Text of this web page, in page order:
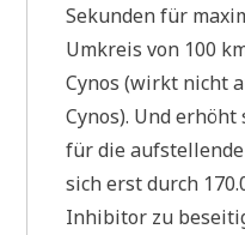
Sekunden für
Umkreis von 100
Cynos (wirkt nicht
Cynos). Und
für die
sich erst durch
Inhibitor zu